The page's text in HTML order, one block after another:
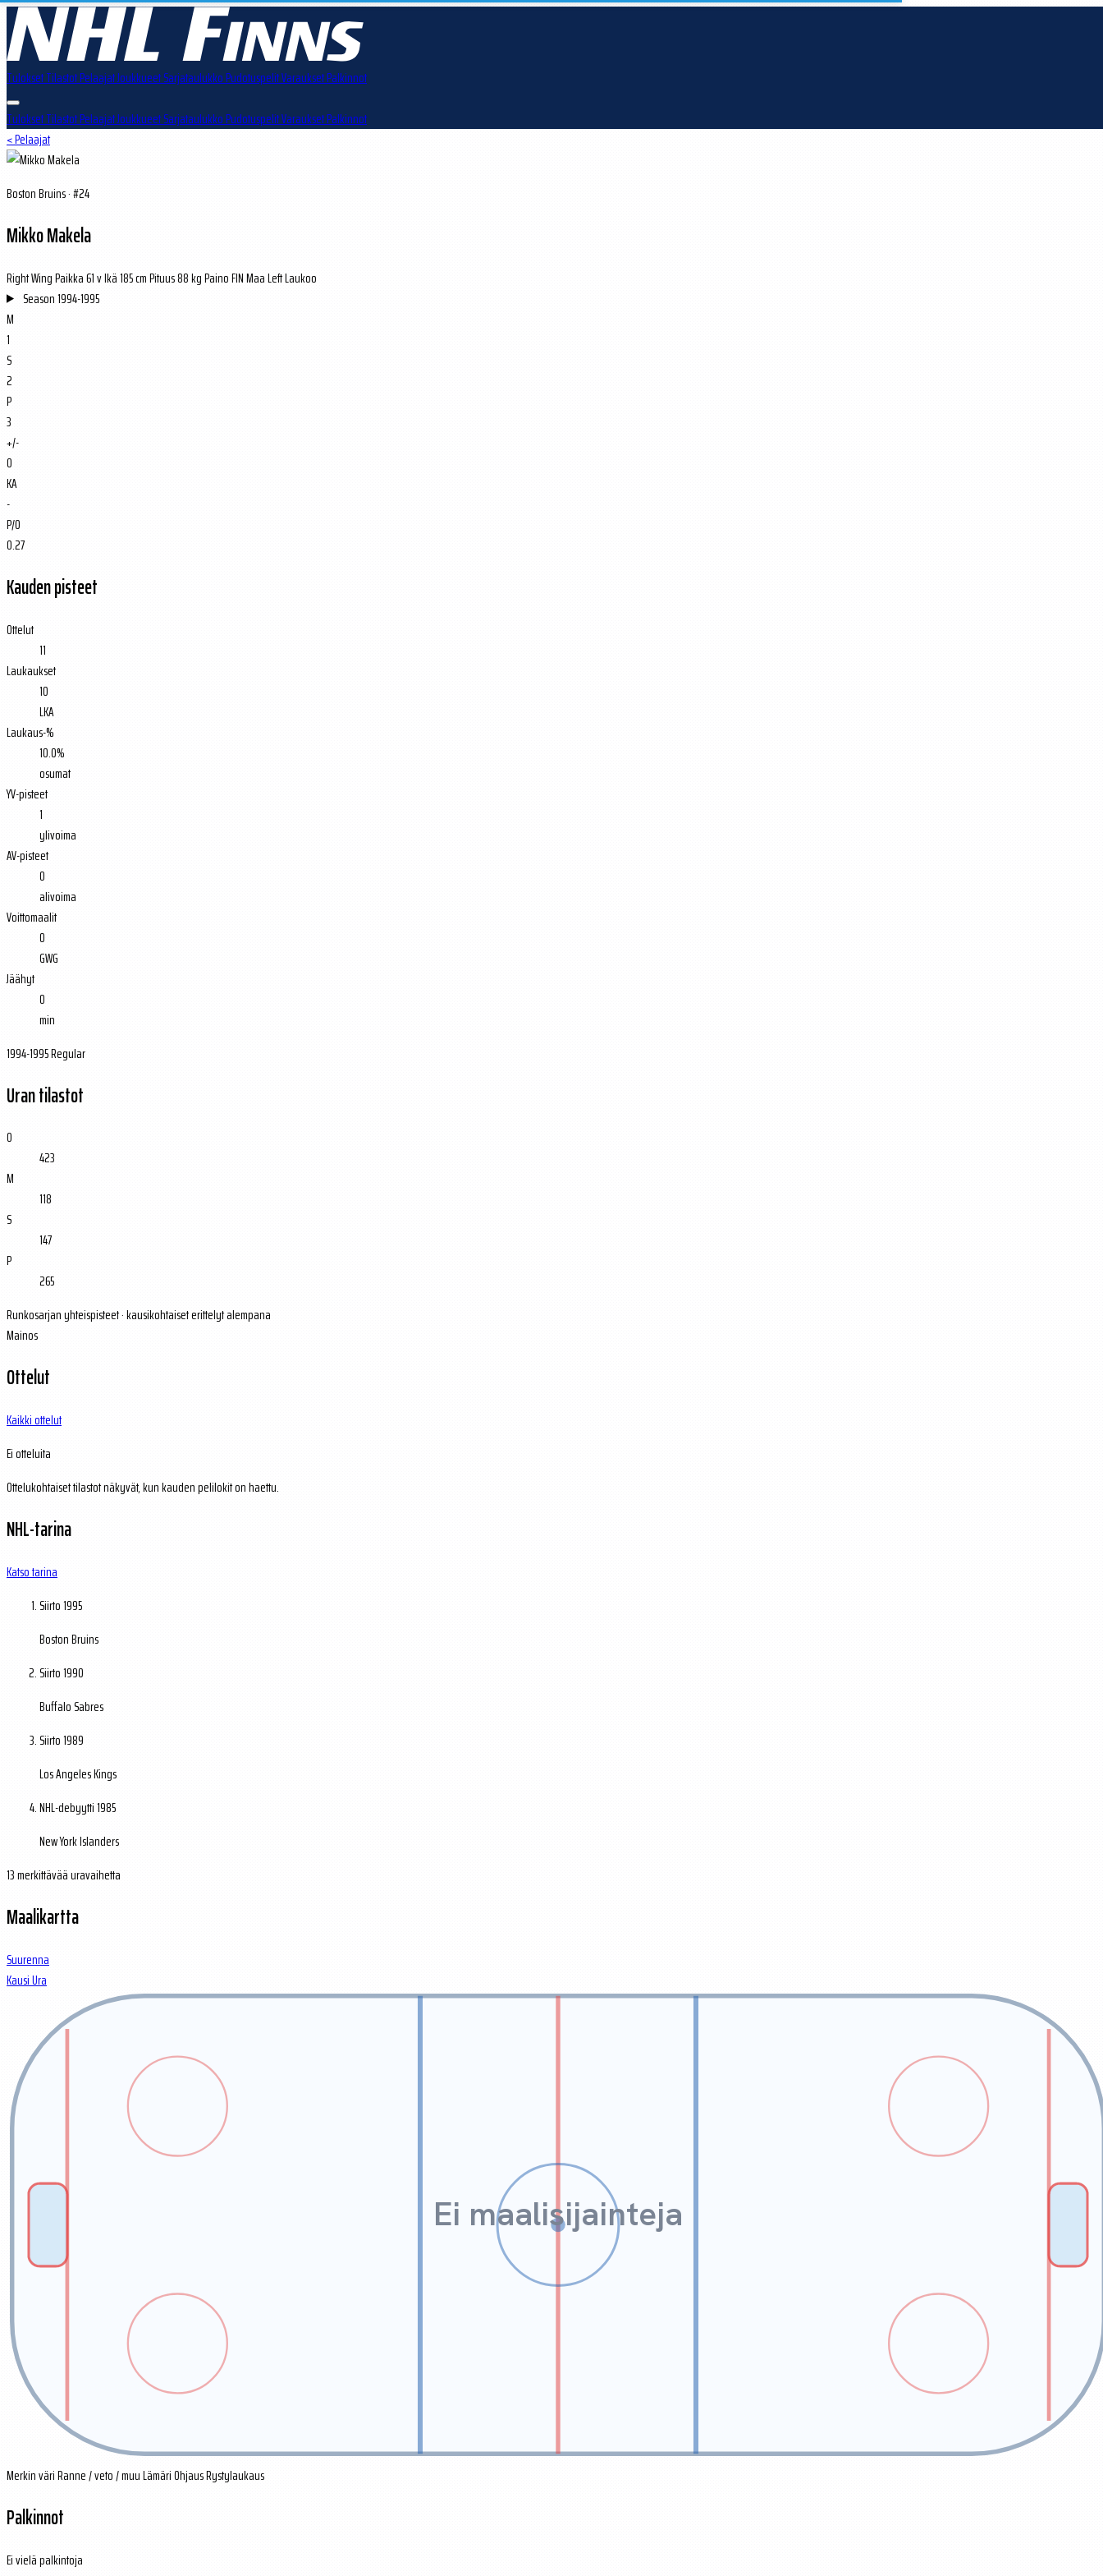
TuloksetTilastotPelaajatJoukkueetSarjataulukkoPudotuspelitVarauksetPalkinnot
TuloksetTilastotPelaajatJoukkueetSarjataulukkoPudotuspelitVarauksetPalkinnot
< Pelaajat
Boston Bruins · #24
Mikko Makela
Right WingPaikka61 vIkä185 cmPituus88 kgPainoFINMaaLeftLaukoo
Season1994-1995
M
1
S
2
P
3
+/-
0
KA
-
P/O
0.27
Kauden pisteet
Ottelut
11
Laukaukset
10
LKA
Laukaus-%
10.0%
osumat
YV-pisteet
1
ylivoima
AV-pisteet
0
alivoima
Voittomaalit
0
GWG
Jäähyt
0
min
1994-1995 Regular
Uran tilastot
O
423
M
118
S
147
P
265
Runkosarjan yhteispisteet · kausikohtaiset erittelyt alempana
Mainos
Ottelut
Kaikki ottelut
Ei otteluita
Ottelukohtaiset tilastot näkyvät, kun kauden pelilokit on haettu.
NHL-tarina
Katso tarina
Siirto1995
Boston Bruins
Siirto1990
Buffalo Sabres
Siirto1989
Los Angeles Kings
NHL-debyytti1985
New York Islanders
13 merkittävää uravaihetta
Maalikartta
Suurenna
KausiUra
Ei maalisijainteja
Merkin väriRanne / veto / muuLämäriOhjausRystylaukaus
Palkinnot
Ei vielä palkintoja